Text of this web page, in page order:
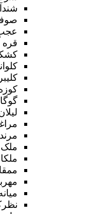
قره
کلیبر
مرند
ملک